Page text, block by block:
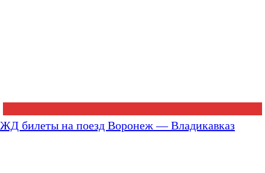
ЖД билеты на поезд Воронеж — Владикавказ